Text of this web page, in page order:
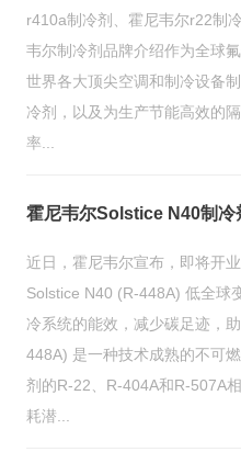
r410a制冷剂、霍尼韦尔r22制
韦尔制冷剂品牌介绍作为全球
世界各大顶尖空调和制冷设备
冷剂，以及为生产节能高效的
率...
霍尼韦尔Solstice N40制冷剂
近日，霍尼韦尔宣布，即将开
Solstice N40 (R-448A) 低全球
冷系统的能效，减少碳足迹，
448A) 是一种技术成熟的不可
剂的R-22、R-404A和R-507A
耗潜...